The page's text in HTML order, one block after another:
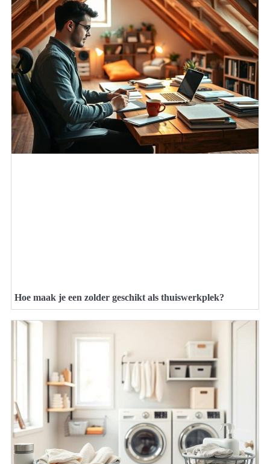
Hoe maak je een zolder geschikt als thuiswerkplek?